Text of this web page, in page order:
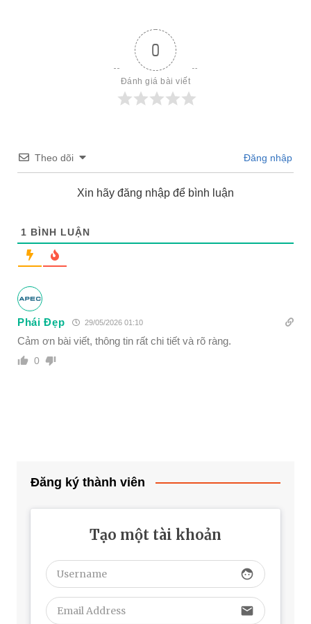
0
Đánh giá bài viết
Theo dõi Đăng nhập
Xin hãy đăng nhập để bình luận
1 BÌNH LUẬN
Phái Đẹp 29/05/2026 01:10
Cảm ơn bài viết, thông tin rất chi tiết và rõ ràng.
0
Đăng ký thành viên
Tạo một tài khoản
face
email